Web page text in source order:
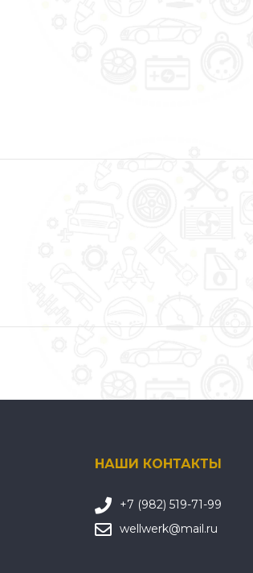
НАШИ КОНТАКТЫ
+7 (982) 519-71-99
wellwerk@mail.ru